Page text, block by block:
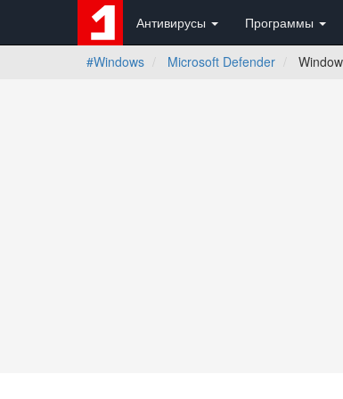
Антивирусы Программы
#Windows Microsoft Defender